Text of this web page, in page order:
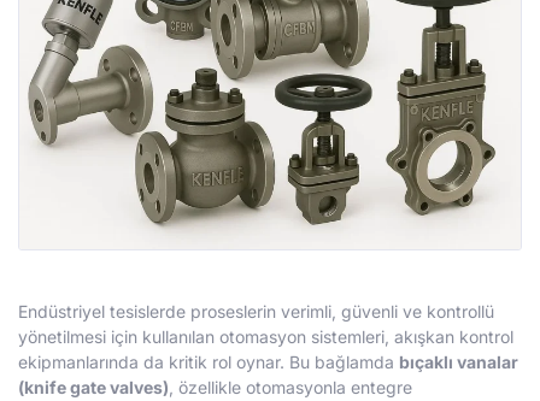
Endüstriyel tesislerde proseslerin verimli, güvenli ve kontrollü
yönetilmesi için kullanılan otomasyon sistemleri, akışkan kontrol
ekipmanlarında da kritik rol oynar. Bu bağlamda bıçaklı vanalar
(knife gate valves) , özellikle otomasyonla entegre